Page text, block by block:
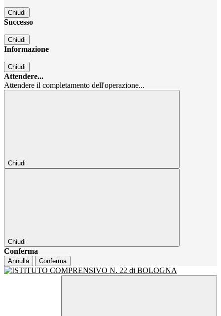
Chiudi
Successo
Chiudi
Informazione
Chiudi
Attendere...
Attendere il completamento dell'operazione...
Chiudi
Chiudi
Conferma
Annulla Conferma